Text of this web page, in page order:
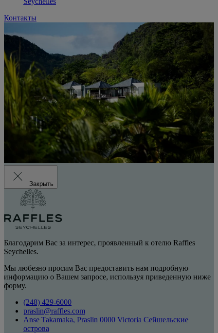
Контакты
Закрыть
Благодарим Вас за интерес, проявленный к отелю Raffles
Seychelles.
Мы любезно просим Вас предоставить нам подробную
информацию о Вашем запросе, используя приведенную ниже
форму.
(248) 429-6000
praslin@raffles.com
Anse Takamaka, Praslin 0000 Victoria Сейшельские
острова